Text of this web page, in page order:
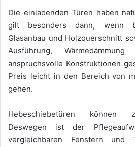
Die einladenden Türen haben
gilt besonders dann, wenn
Glasanbau und Holzquerschnitt
Ausführung,
anspruchsvolle Konstruktionen
Preis leicht in den Bereich von
gehen.
Hebeschiebetüren können
Deswegen ist der
vergleichbaren Fenstern und